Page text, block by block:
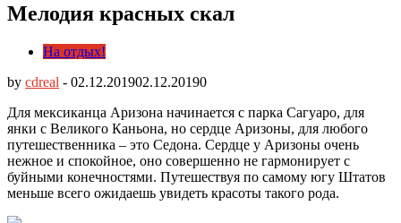
Мелодия красных скал
На отдых!
by cdreal - 02.12.201902.12.20190
Для мексиканца Аризона начинается с парка Сагуаро, для
янки с Великого Каньона, но сердце Аризоны, для любого
путешественника – это Седона. Сердце у Аризоны очень
нежное и спокойное, оно совершенно не гармонирует с
буйными конечностями. Путешествуя по самому югу Штатов
меньше всего ожидаешь увидеть красоты такого рода.